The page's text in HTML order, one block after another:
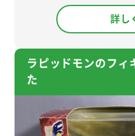
詳し
ラピッドモンのフィ
た